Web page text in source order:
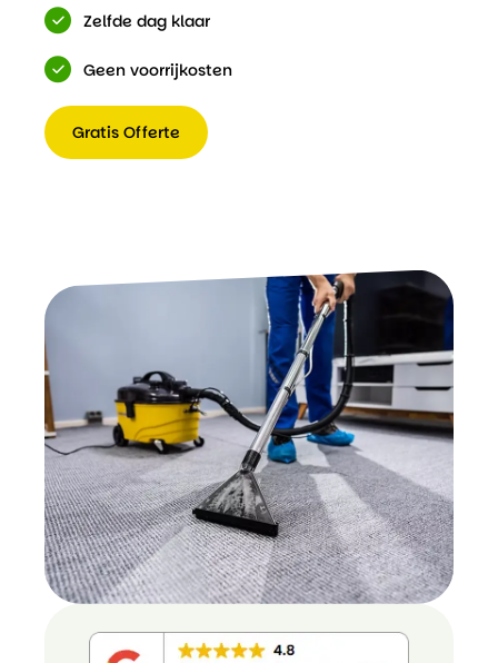
Zelfde dag klaar
Geen voorrijkosten
Gratis Offerte